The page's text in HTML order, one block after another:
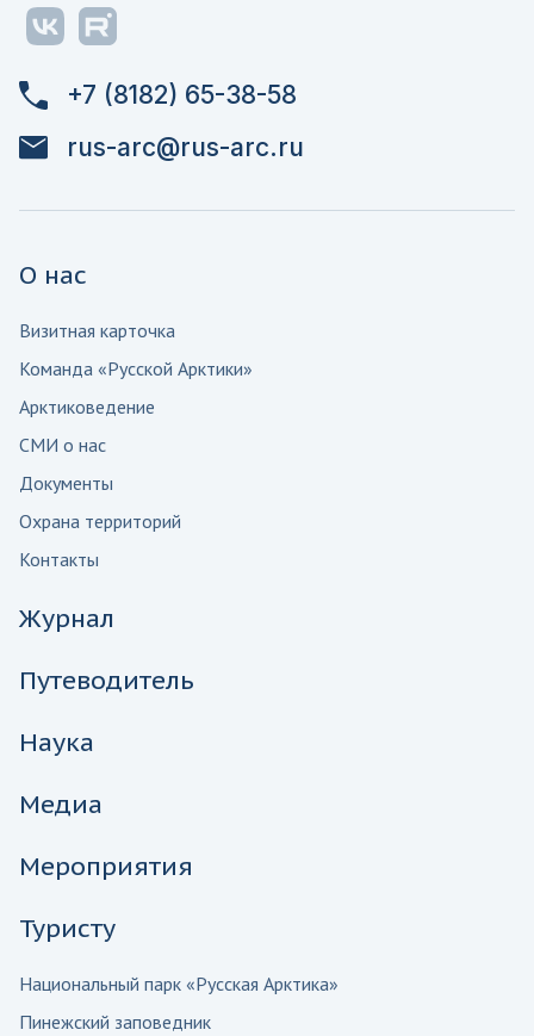
+7 (8182) 65-38-58
rus-arc@rus-arc.ru
О нас
Визитная карточка
Команда «Русской Арктики»
Арктиковедение
СМИ о нас
Документы
Охрана территорий
Контакты
Журнал
Путеводитель
Наука
Медиа
Мероприятия
Туристу
Национальный парк «Русская Арктика»
Пинежский заповедник